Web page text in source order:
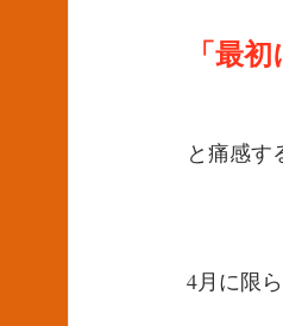
「最
と痛感す
4月に限